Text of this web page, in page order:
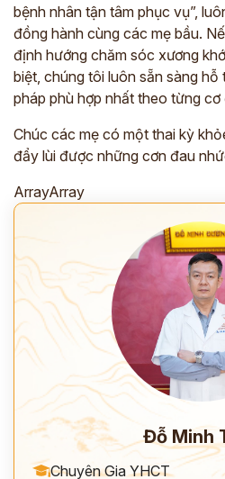
bệnh nhân tận tâm phục vụ”,
đồng hành cùng các mẹ bầu.
định hướng chăm sóc xương
biệt, chúng tôi luôn sẵn sàng hỗ
pháp phù hợp nhất theo từng cơ
Chúc các mẹ có một thai kỳ
đẩy lùi được những cơn đau
ArrayArray
Đỗ Minh
Chuyên Gia YHCT